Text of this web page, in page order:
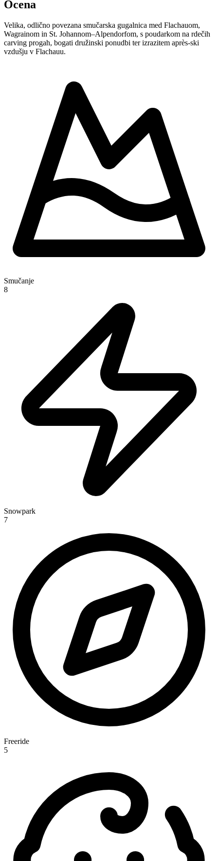
Ocena
Velika, odlično povezana smučarska gugalnica med Flachauom,
Wagrainom in St. Johannom–Alpendorfom, s poudarkom na rdečih
carving progah, bogati družinski ponudbi ter izrazitem après-ski
vzdušju v Flachauu.
Smučanje
8
Snowpark
7
Freeride
5